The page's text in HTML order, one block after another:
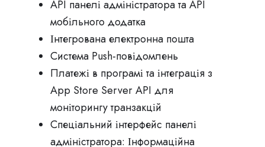
API панелі адміністратора та API
мобільного додатка
Інтегрована електронна пошта
Система Push-повідомлень
Платежі в програмі та інтеграція з
App Store Server API для
моніторингу транзакцій
Спеціальний інтерфейс панелі
адміністратора: Інформаційна